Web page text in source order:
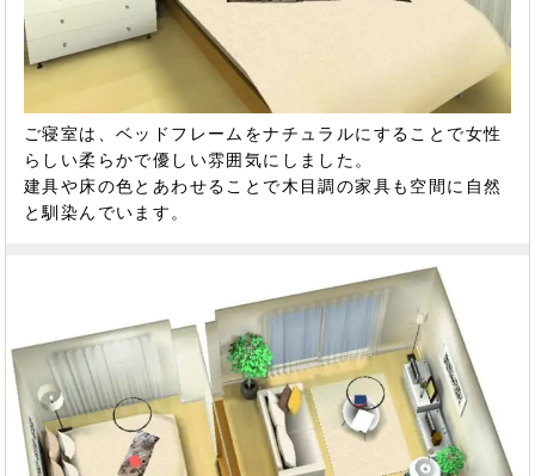
ご寝室は、ベッドフレームをナチュラルにすることで女性
らしい柔らかで優しい雰囲気にしました。
建具や床の色とあわせることで木目調の家具も空間に自然
と馴染んでいます。